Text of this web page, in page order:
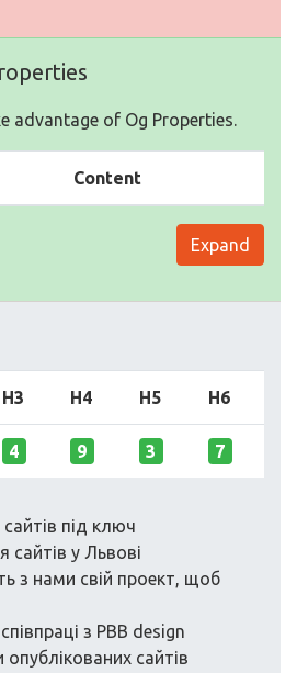
advantage of Og Properties.
Content
Expand
H3 H4 H5 H6
4 9 3 7
під ключ
сайтів у Львові
з нами свій проект, щоб
з PBB design
сайтів